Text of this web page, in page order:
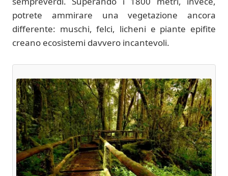
potrete ammirare una vegetazione ancora
differente: muschi, felci, licheni e piante epifite
creano ecosistemi davvero incantevoli.